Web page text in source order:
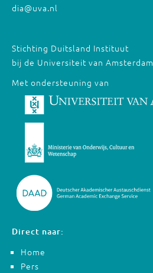
dia@uva.nl
Stichting Duitsland Instituut
bij de Universiteit van Amsterdam
Met ondersteuning van
Direct naar:
Home
Pers